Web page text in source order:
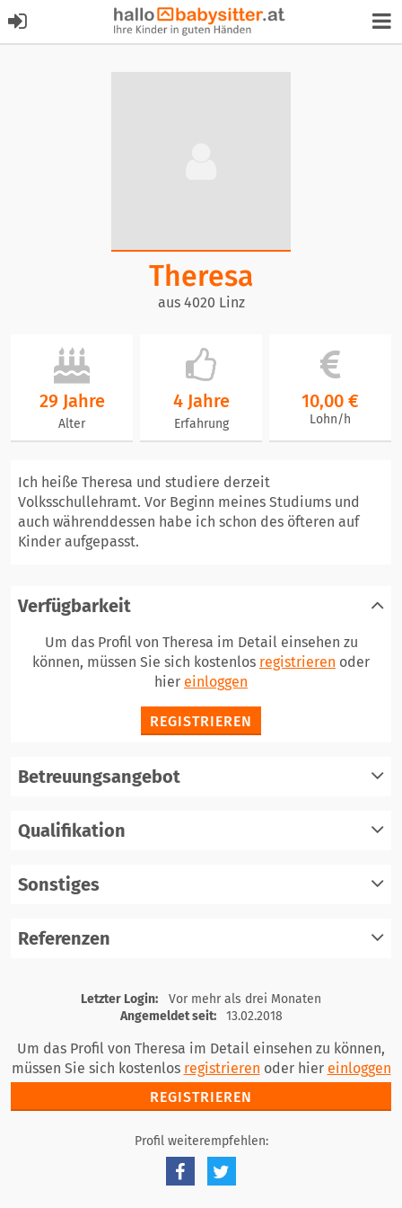
Theresa
aus 4020 Linz
29 Jahre
Alter
4 Jahre
Erfahrung
10,00 €
Lohn/h
Ich heiße Theresa und studiere derzeit
Volksschullehramt. Vor Beginn meines Studiums und
auch währenddessen habe ich schon des öfteren auf
Kinder aufgepasst.
Verfügbarkeit
Um das Profil von Theresa im Detail einsehen zu
können, müssen Sie sich kostenlos registrieren oder
hier einloggen
REGISTRIEREN
Betreuungsangebot
Qualifikation
Sonstiges
Referenzen
registrieren
einloggen
Letzter Login:
Vor mehr als drei Monaten
Angemeldet seit:
13.02.2018
Um das Profil von Theresa im Detail einsehen zu können,
müssen Sie sich kostenlos registrieren oder hier einloggen
REGISTRIEREN
Profil weiterempfehlen: